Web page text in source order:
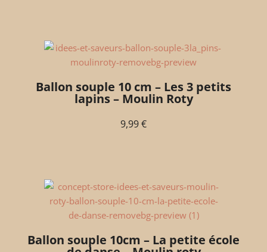
Ballon souple 10 cm – Les 3 petits
lapins – Moulin Roty
9,99€
Ballon souple 10cm – La petite école